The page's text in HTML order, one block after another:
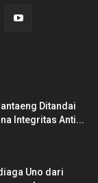
Ditandai
Integritas Anti...
Uno dari